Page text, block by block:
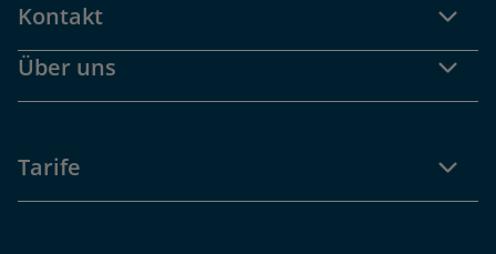
Kontakt
Über uns
Tarife